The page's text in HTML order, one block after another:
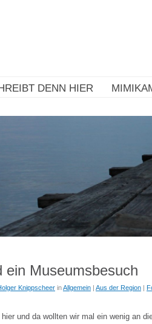
DENN HIER
ein Museumsbesuch
Knippscheer inAllgemein | Aus der Region |
und da wollten wir mal ein wenig an